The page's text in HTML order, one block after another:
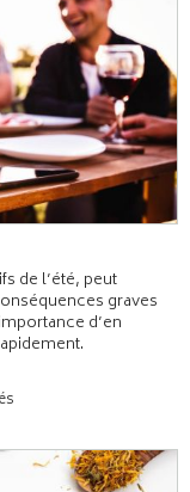
de l’été, peut
graves
d’en